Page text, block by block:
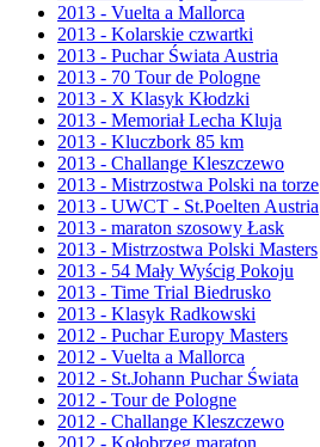
2013 - Vuelta a Mallorca
2013 - Kolarskie czwartki
2013 - Puchar Świata Austria
2013 - 70 Tour de Pologne
2013 - X Klasyk Kłodzki
2013 - Memoriał Lecha Kluja
2013 - Kluczbork 85 km
2013 - Challange Kleszczewo
2013 - Mistrzostwa Polski na torze
2013 - UWCT - St.Poelten Austria
2013 - maraton szosowy Łask
2013 - Mistrzostwa Polski Masters
2013 - 54 Mały Wyścig Pokoju
2013 - Time Trial Biedrusko
2013 - Klasyk Radkowski
2012 - Puchar Europy Masters
2012 - Vuelta a Mallorca
2012 - St.Johann Puchar Świata
2012 - Tour de Pologne
2012 - Challange Kleszczewo
2012 - Kołobrzeg maraton